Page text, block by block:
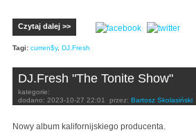
Czytaj dalej >>
Tagi: curren$y, DJ.Fresh
DJ.Fresh "The Tonite Show"
kategorie:
dodano: 2023-10-27 22:01 przez: Bartosz Skolasiński
Nowy album kalifornijskiego producenta.